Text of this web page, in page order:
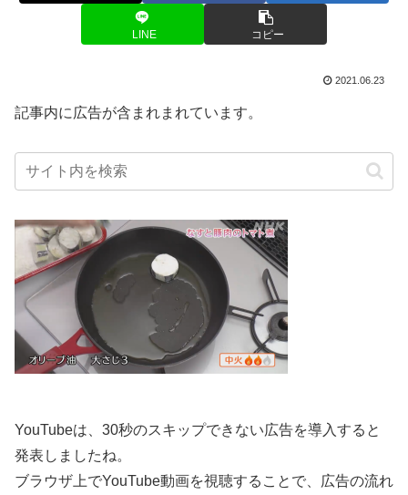
LINE コピー
2021.06.23
記事内に広告が含まれまれています。
YouTubeは、30秒のスキップできない広告を導入すると
発表しましたね。
ブラウザ上でYouTube動画を視聴することで、広告の流れ